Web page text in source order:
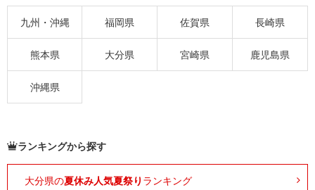
九州・沖縄 福岡県 佐賀県 長崎県
熊本県 大分県 宮崎県 鹿児島県
沖縄県
ランキングから探す
大分県の夏休み人気夏祭り ランキング